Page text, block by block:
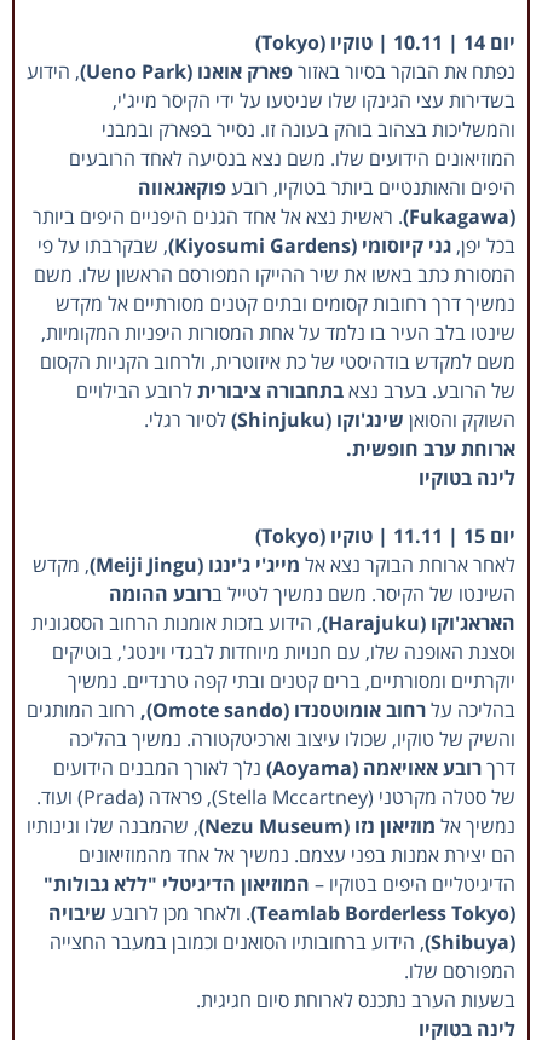
יום 14 | 10.11 | טוקיו (Tokyo)
נפתח את הבוקר בסיור באזורפארק אואנו (Ueno Park)
, הידוע
בשדירות עצי הגינקו שלו שניטעו על ידי הקיסר מייג'י,
והמשליכות בצהוב בוהק בעונה זו. נסייר בפארק ובמבני
המוזיאונים הידועים שלו. משם נצא בנסיעה לאחד הרובעים
היפים והאותנטיים ביותר בטוקיו, רובעפוקאגאווה
(Fukagawa)
. ראשית נצא אל אחד הגנים היפניים היפים ביותר
בכל יפן,גני קיוסומי (Kiyosumi Gardens)
, שבקרבתו על פי
המסורת כתב באשו את שיר ההייקו המפורסם הראשון שלו. משם
נמשיך דרך רחובות קסומים ובתים קטנים מסורתיים אל מקדש
שינטו בלב העיר בו נלמד על אחת המסורות היפניות המקומיות,
משם למקדש בודהיסטי של כת איזוטרית, ולרחוב הקניות הקסום
של הרובע. בערב נצאבתחבורה ציבוריתלרובע הבילויים
השוקק והסואן שינג'וקו (Shinjuku)
לסיור רגלי.
ארוחת ערב חופשית.
לינה בטוקיו
יום 15 | 11.11 | טוקיו (Tokyo)
לאחר ארוחת הבוקר נצא אל מייג'י ג'ינגו (Meiji Jingu)
, מקדש
השינטו של הקיסר. משם נמשיך לטייל ברובע ההומה
האראג'וקו (Harajuku)
, הידוע בזכות אומנות הרחוב הססגונית
וסצנת האופנה שלו, עם חנויות מיוחדות לבגדי וינטג', בוטיקים
יוקרתיים ומסורתיים, ברים קטנים ובתי קפה טרנדיים. נמשיך
בהליכה עלרחוב אומוטסנדו (Omote sando),
רחוב המותגים
והשיק של טוקיו, שכולו עיצוב וארכיטקטורה. נמשיך בהליכה
דרךרובע אאויאמה (Aoyama)
נלך לאורך המבנים הידועים
של סטלה מקרטני (Stella Mccartney), פראדה (Prada) ועוד.
נמשיך אל מוזיאון נזו (Nezu Museum)
, שהמבנה שלו וגינותיו
הם יצירת אמנות בפני עצמם. נמשיך אל אחד מהמוזיאונים
הדיגיטליים היפים בטוקיו – המוזיאון הדיגיטלי "ללא גבולות"
(Teamlab Borderless Tokyo)
. ולאחר מכן לרובע שיבויה
(Shibuya)
, הידוע ברחובותיו הסואנים וכמובן במעבר החצייה
המפורסם שלו.
בשעות הערב נתכנס לארוחת סיום חגיגית.
לינה בטוקיו